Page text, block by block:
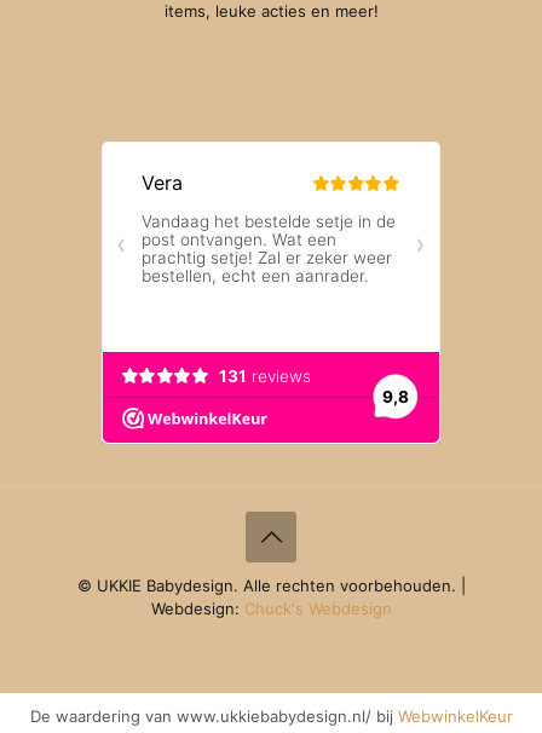
items, leuke acties en meer!
© UKKIE Babydesign. Alle rechten voorbehouden. |
Webdesign: Chuck's Webdesign
De waardering van www.ukkiebabydesign.nl/ bij WebwinkelKeur